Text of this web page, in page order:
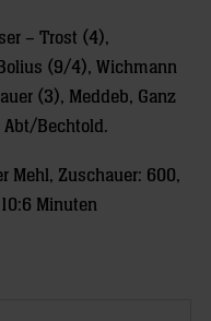
– Trost (4),
(9/4), Wichmann
(3), Meddeb, Ganz
Abt/Bechtold.
Mehl, Zuschauer: 600,
Minuten